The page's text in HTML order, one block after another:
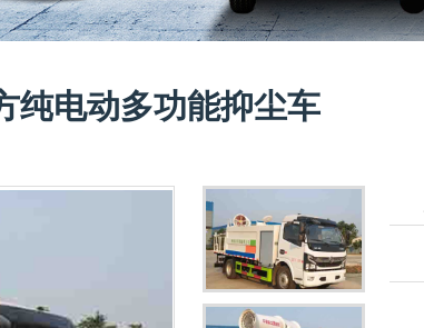
纯电动多功能抑尘车